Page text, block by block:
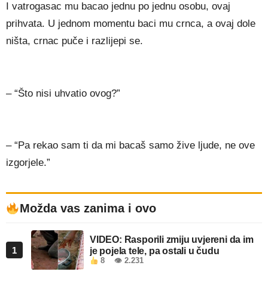
I vatrogasac mu bacao jednu po jednu osobu, ovaj
prihvata. U jednom momentu baci mu crnca, a ovaj dole
ništa, crnac puče i razlijepi se.
– “Što nisi uhvatio ovog?”
– “Pa rekao sam ti da mi bacaš samo žive ljude, ne ove
izgorjele.”
Možda vas zanima i ovo
1
VIDEO: Rasporili zmiju uvjereni da im
je pojela tele, pa ostali u čudu
8 👁 2.231